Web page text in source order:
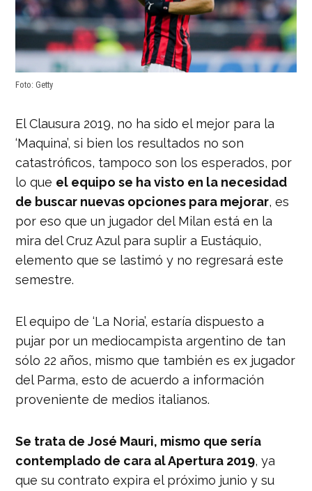
Foto: Getty
El Clausura 2019, no ha sido el mejor para la
‘Maquina’, si bien los resultados no son
catastróficos, tampoco son los esperados, por
lo que el equipo se ha visto en la necesidad
de buscar nuevas opciones para mejorar, es
por eso que un jugador del Milan está en la
mira del Cruz Azul para suplir a Eustáquio,
elemento que se lastimó y no regresará este
semestre.
El equipo de ‘La Noria’, estaría dispuesto a
pujar por un mediocampista argentino de tan
sólo 22 años, mismo que también es ex jugador
del Parma, esto de acuerdo a información
proveniente de medios italianos.
Se trata de José Mauri, mismo que sería
contemplado de cara al Apertura 2019, ya
que su contrato expira el próximo junio y su